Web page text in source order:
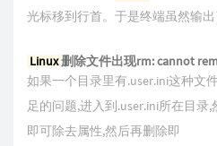
光标移到行首。于是终端虽然输
Linux删除文件出现rm: cannot remove
如果一个目录里有.user.ini这种文
足的问题,进入到.user.ini所在目录
即可除去属性,然后再删除即